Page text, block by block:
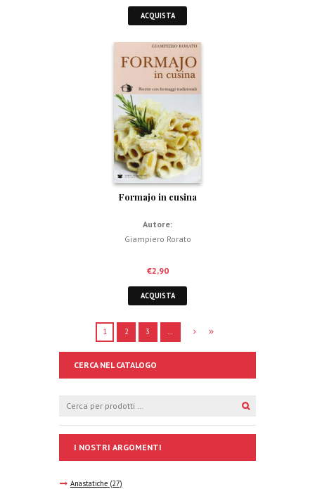
ACQUISTA
Formajo in cusina
Autore:
Giampiero Rorato
€2,90
ACQUISTA
1 2 3 …
CERCA NEL CATALOGO
I NOSTRI ARGOMENTI
Anastatiche (27)